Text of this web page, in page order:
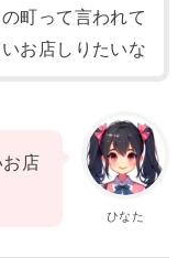
町って言われて
お店しりたいな
ひなた
店